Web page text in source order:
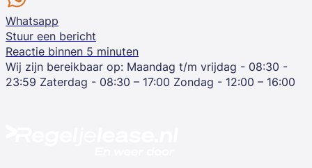
Whatsapp
Stuur een bericht
Reactie binnen 5 minuten
Wij zijn bereikbaar op: Maandag t/m vrijdag - 08:30 -
23:59 Zaterdag - 08:30 – 17:00 Zondag - 12:00 – 16:00